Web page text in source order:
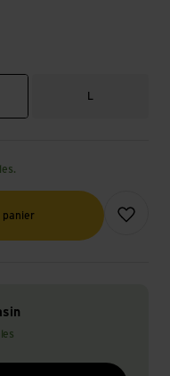
panier
Ajouter à